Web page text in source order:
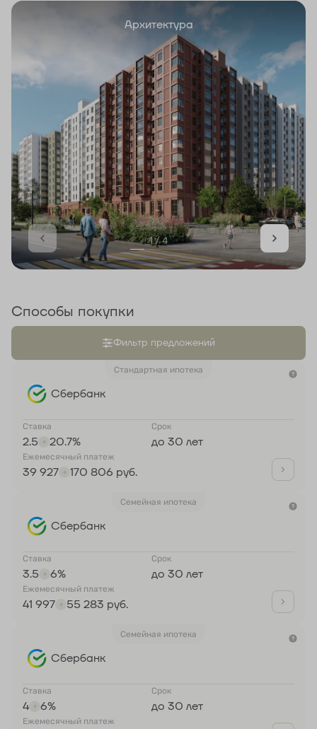
Архитектура
1 / 4
Способы покупки
Фильтр предложений
Стандартная ипотека
Сбербанк
Ставка
2.5 20.7%
Срок
до 30 лет
Ежемесячный платеж
39 927 170 806 руб.
Семейная ипотека
Сбербанк
Ставка
3.5 6%
Срок
до 30 лет
Ежемесячный платеж
41 997 55 283 руб.
Семейная ипотека
Сбербанк
Ставка
4 6%
Срок
до 30 лет
Ежемесячный платеж